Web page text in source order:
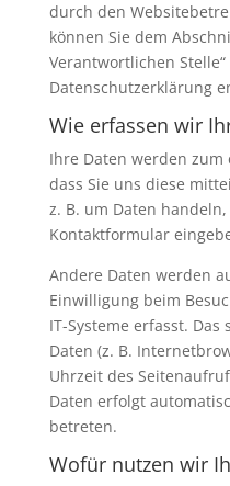
durch den
können Sie dem
Verantwortlichen
Datenschutzerklärung
Wie erfassen wir
Ihre Daten werden
dass Sie uns diese
z. B. um Daten
Kontaktformular
Andere Daten werden
Einwilligung beim
IT-Systeme erfasst.
Daten (z. B.
Uhrzeit des
Daten erfolgt
betreten.
Wofür nutzen wir